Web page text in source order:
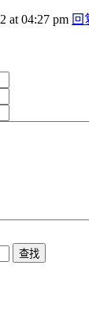
at 04:27 pm 回
查找